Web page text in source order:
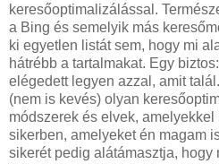
keresőoptimalizálással.
a Bing és semelyik más
ki egyetlen listát sem, hogy mi
hátrébb a tartalmakat. Egy
elégedett legyen azzal, amit
(nem is kevés) olyan
módszerek és elvek,
sikerben, amelyeket én magam
sikerét pedig alátámasztja,